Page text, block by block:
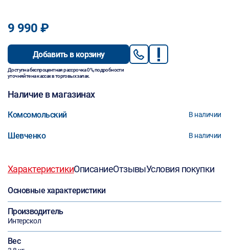
9 990 ₽
Добавить в корзину
Доступна беспроцентная рассрочка 0%, подробности
уточняйте на кассах в торговых залах.
Наличие в магазинах
Комсомольский В наличии
Шевченко В наличии
ХарактеристикиОписаниеОтзывыУсловия покупки
Основные характеристики
Производитель
Интерскол
Вес